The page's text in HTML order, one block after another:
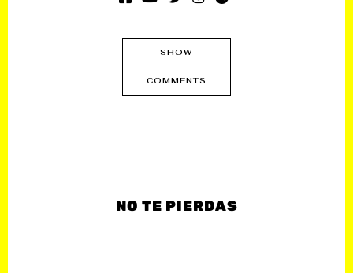
SHOW
COMMENTS
NO TE PIERDAS